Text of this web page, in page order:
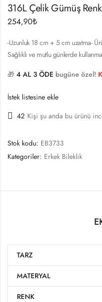
316L Çelik Gümüş
254,90₺
-Uzunluk 18 cm + 5 cm uzatma-
Sağlıklı ve mutlu günlerde
🎁 4 AL 3 ÖDE bugüne özel!
İstek listesine ekle
42 Kişi şu anda bu ürünü
Stok kodu: EB3733
Kategoriler: Erkek Bileklik
TARZ
MATERYAL
RENK